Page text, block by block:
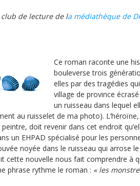
de lecture de la médiathèque de
Ce roman raconte une
bouleverse trois
elles par des tragédies
village de province
un ruisseau dans lequel
au ruisselet de ma photo).
doit revenir dans cet endroit
un EHPAD spécialisé pour les
noyée dans le ruisseau qui arrose
cette nouvelle nous fait comprendre à
phrase rythme le roman : « les